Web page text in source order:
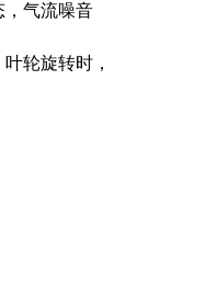
，气流噪音
轮旋转时，